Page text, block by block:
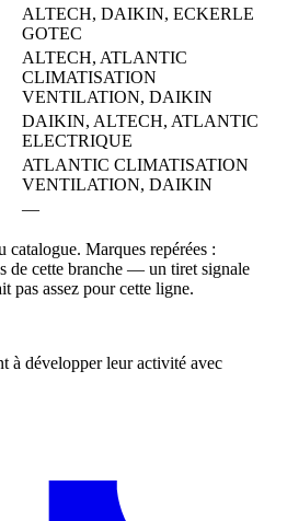
ALTECH, DAIKIN, ECKERLE
GOTEC
ALTECH, ATLANTIC
CLIMATISATION
VENTILATION, DAIKIN
DAIKIN, ALTECH, ATLANTIC
ELECTRIQUE
ATLANTIC CLIMATISATION
VENTILATION, DAIKIN
—
catalogue. Marques repérées :
de cette branche — un tiret signale
pas assez pour cette ligne.
à développer leur activité avec